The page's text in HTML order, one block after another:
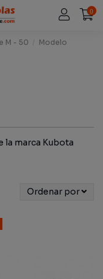
0
M - 50
Modelo
la marca Kubota
Ordenar por